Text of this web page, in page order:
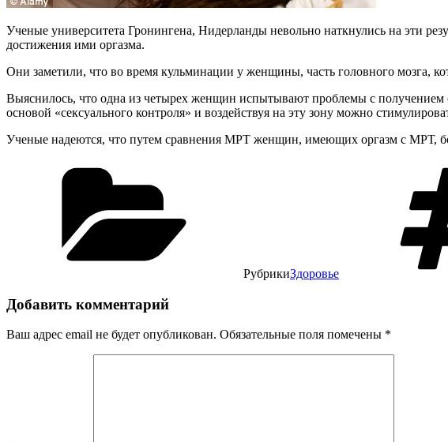
Ученые университета Гронингена, Нидерланды невольно наткнулись на эти
достижения ими оргазма.
Они заметили, что во время кульминации у женщины, часть головного мозга,
Выяснилось, что одна из четырех женщин испытывают проблемы с получением
основой «сексуального контроля» и воздействуя на эту зону можно
Ученые надеются, что путем сравнения МРТ женщин, имеющих оргазм с МРТ,
РубрикиЗдоровье
Добавить комментарий
Ваш адрес email не будет опубликован. Обязательные поля помечены *